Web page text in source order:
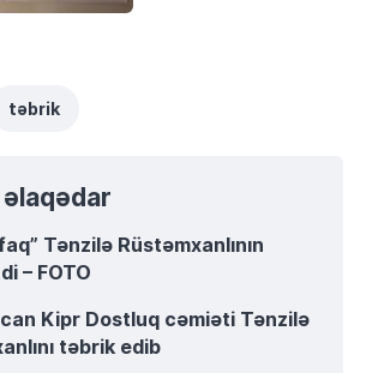
təbrik
Tənzilə Rüstəmxanlının
– FOTO
Kipr Dostluq cəmiəti Tənzilə
təbrik edib